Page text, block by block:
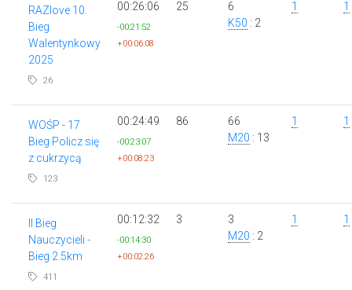
RAZlove 10.
Bieg
Walentynkowy
2025
26
00:26:06
-00:21:52
+00:06:08
25
6
K50 : 2
1 1
WOŚP - 17
Bieg Policz się
z cukrzycą
123
00:24:49
-00:23:07
+00:08:23
86
66
M20 : 13
1 1
II Bieg
Nauczycieli -
Bieg 2.5km
411
00:12:32
-00:14:30
+00:02:26
3
3
M20 : 2
1 1